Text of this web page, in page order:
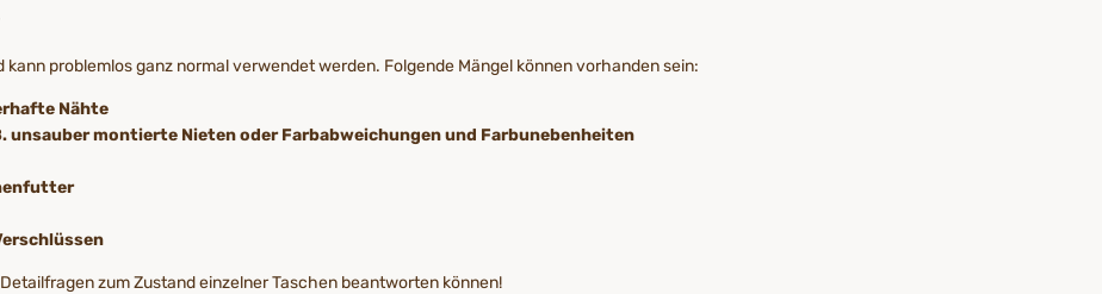
problemlos ganz normal verwendet werden. Folgende Mängel können vorhanden sein:
Nähte
montierte Nieten oder Farbabweichungen und Farbunebenheiten
zum Zustand einzelner Taschen beantworten können!